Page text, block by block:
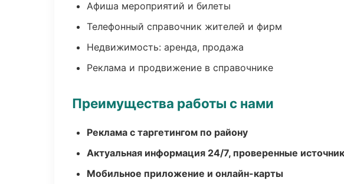
Афиша мероприятий и билеты
Телефонный справочник жителей и фирм
Недвижимость: аренда, продажа
Реклама и продвижение в справочнике
Преимущества работы с нами
Реклама с таргетингом по району
Актуальная информация 24/7, проверенные
Мобильное приложение и онлайн-карты